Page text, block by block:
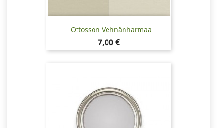
Ottosson Vehnänharmaa
Hinta
7,00 €